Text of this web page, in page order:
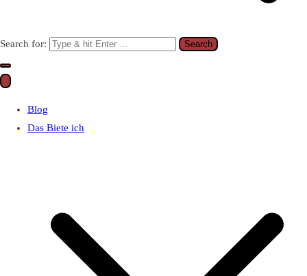
Search for:
Blog
Das Biete ich